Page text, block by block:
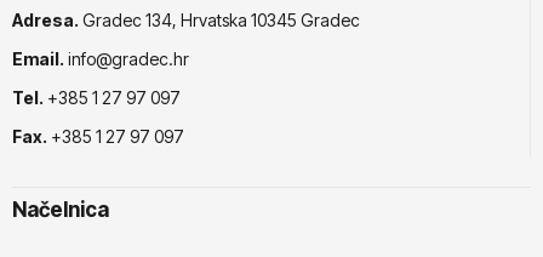
Adresa. Gradec 134, Hrvatska 10345 Gradec
Email. info@gradec.hr
Tel. +385 1 27 97 097
Fax. +385 1 27 97 097
Načelnica